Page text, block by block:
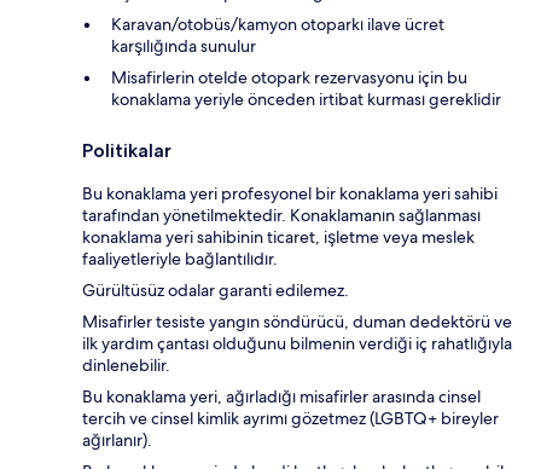
Karavan/otobüs/kamyon otoparkı ilave ücret
karşılığında sunulur
Misafirlerin otelde otopark rezervasyonu için bu
konaklama yeriyle önceden irtibat kurması gereklidir
Politikalar
Bu konaklama yeri profesyonel bir konaklama yeri sahibi
tarafından yönetilmektedir. Konaklamanın sağlanması
konaklama yeri sahibinin ticaret, işletme veya meslek
faaliyetleriyle bağlantılıdır.
Gürültüsüz odalar garanti edilemez.
Misafirler tesiste yangın söndürücü, duman dedektörü ve
ilk yardım çantası olduğunu bilmenin verdiği iç rahatlığıyla
dinlenebilir.
Bu konaklama yeri, ağırladığı misafirler arasında cinsel
tercih ve cinsel kimlik ayrımı gözetmez (LGBTQ+ bireyler
ağırlanır).